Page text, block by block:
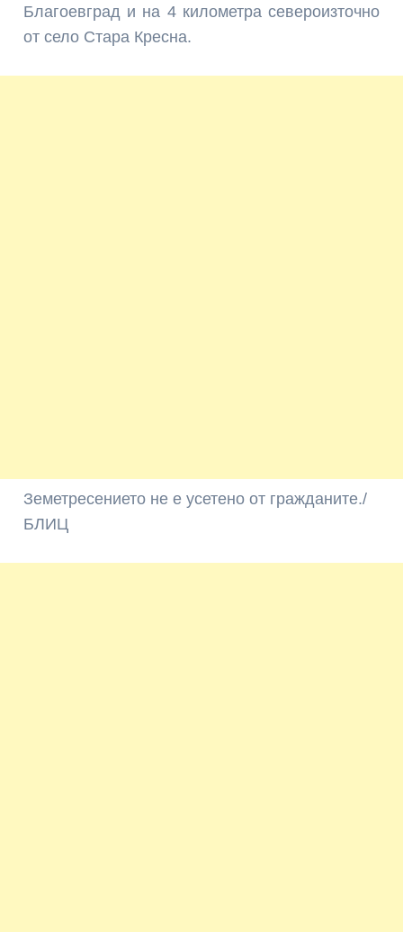
Благоевград и на 4 километра североизточно
от село Стара Кресна.
Земетресението не е усетено от гражданите./
БЛИЦ